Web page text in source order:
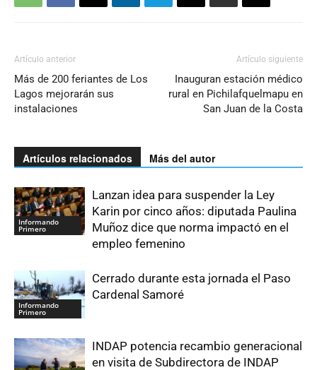
Artículo anterior
Más de 200 feriantes de Los
Lagos mejorarán sus
instalaciones
Artículo siguiente
Inauguran estación médico
rural en Pichilafquelmapu en
San Juan de la Costa
Artículos relacionados Más del autor
Informando
Primero
Lanzan idea para suspender la Ley
Karin por cinco años: diputada Paulina
Muñoz dice que norma impactó en el
empleo femenino
Informando
Primero
Cerrado durante esta jornada el Paso
Cardenal Samoré
INDAP potencia recambio generacional
en visita de Subdirectora de INDAP